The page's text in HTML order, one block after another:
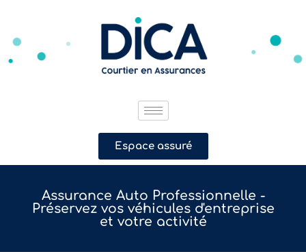
Espace assuré
Assurance Auto Professionnelle -
Préservez vos véhicules d'entreprise
et votre activité